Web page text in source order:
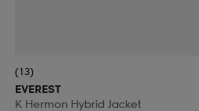
(13)
EVEREST
K Hermon Hybrid Jacket